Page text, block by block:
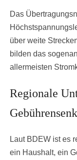
Das
über weite
bilden das
allermeisten
Regionale
Laut BDEW ist es
ein Haushalt, ein